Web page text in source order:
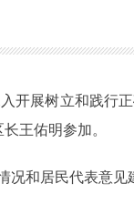
展树立和践行
王佑明参加。
和居民代表意见